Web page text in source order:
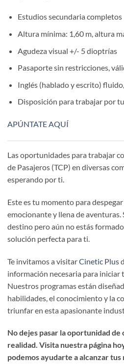
Estudios secundaria completos
Altura mínima: 1,60 m, altura
Agudeza visual +/- 5 dioptrías
Pasaporte sin restricciones,
Inglés (hablado y escrito)
Disposición para trabajar por
APÚNTATE AQUÍ
Las oportunidades para trabajar
de Pasajeros (TCP) en diversas
esperando por ti.
Este es tu momento para
emocionante y llena de aventuras.
destino pero aún no estás
solución perfecta para ti.
Te invitamos a visitarCinetic Plus
información necesaria para iniciar
Nuestros programas están
habilidades, el conocimiento y la
triunfar en esta apasionante
No dejes pasar la oportunidad
realidad. Visita nuestra página
podemos ayudarte a alcanzar